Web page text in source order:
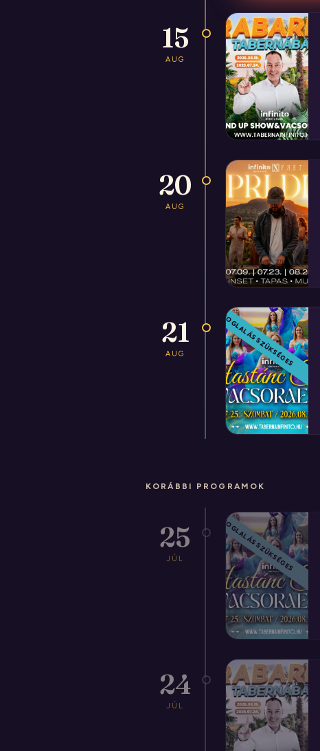
15
AUG
20
AUG
21
AUGCSAK ASZTALFOGLALÁS SZÜKSÉGES
KORÁBBI PROGRAMOK
25
JÚLCSAK ASZTALFOGLALÁS SZÜKSÉGES
24
JÚL